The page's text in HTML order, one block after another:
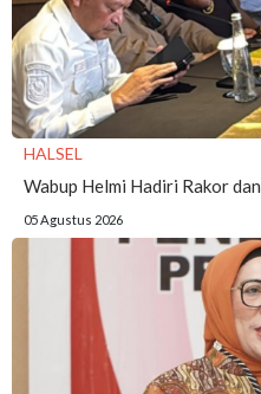
HALSEL
Wabup Helmi Hadiri Rakor
05 Agustus 2026